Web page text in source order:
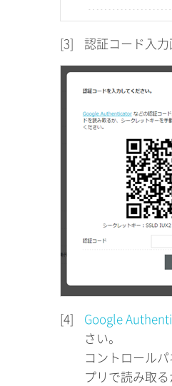
[3] 認証コード入力
[4] Google
さい。
コントロール
プリで読み取